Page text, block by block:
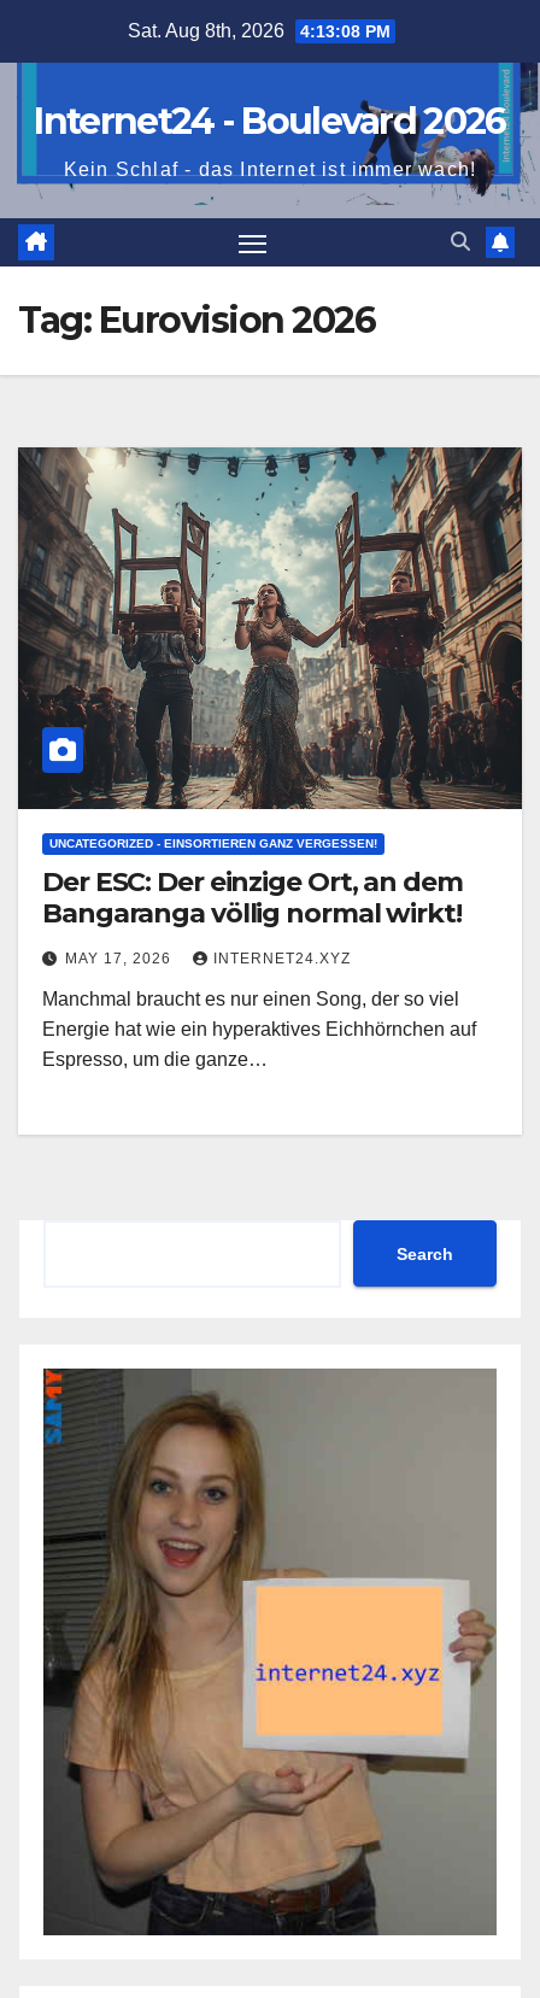
Sat. Aug 8th, 2026 4:13:09 PM
Internet24 - Boulevard 2026
Kein Schlaf - das Internet ist immer wach!
Tag: Eurovision 2026
UNCATEGORIZED - EINSORTIEREN GANZ VERGESSEN!
Der ESC: Der einzige Ort, an dem
Bangaranga völlig normal wirkt!
MAY 17, 2026 INTERNET24.XYZ
Manchmal braucht es nur einen Song, der so viel
Energie hat wie ein hyperaktives Eichhörnchen auf
Espresso, um die ganze…
Search